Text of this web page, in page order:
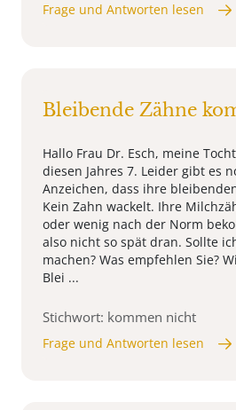
Frage und Antworten lesen
Bleibende Zähne
Hallo Frau Dr. Esch, meine
diesen Jahres 7. Leider gibt es
Anzeichen, dass ihre
Kein Zahn wackelt. Ihre
oder wenig nach der Norm
also nicht so spät dran. Sollte
machen? Was empfehlen Sie?
Blei ...
Stichwort: kommen nicht
Frage und Antworten lesen